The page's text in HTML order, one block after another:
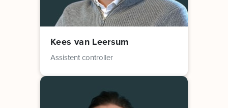
Kees van Leersum
Assistent controller